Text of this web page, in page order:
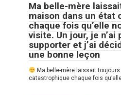
Ma belle-mère
maison dans un état
chaque fois qu’elle
visite. Un jour, je n’ai
supporter et j’ai
une bonne leçon
Ma belle-mère laissait
catastrophique chaque fois